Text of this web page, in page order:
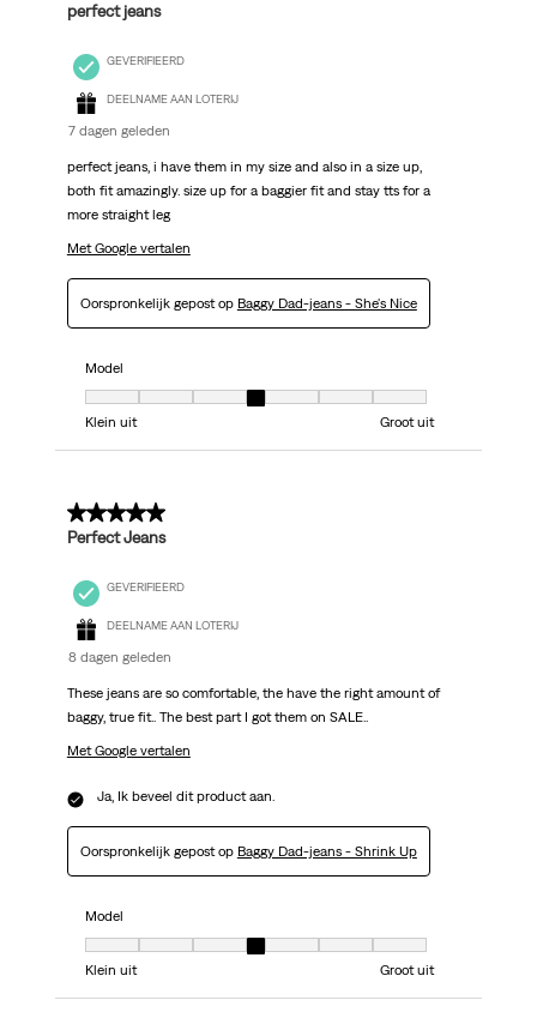
perfect jeans
GEVERIFIEERD
DEELNAME AAN LOTERIJ
7 dagen geleden
perfect jeans, i have them in my size and also in a size up,
both fit amazingly. size up for a baggier fit and stay tts for a
more straight leg
Met Google vertalen
Oorspronkelijk gepost op Baggy Dad-jeans - She's Nice
Model
Model, 4 van 7, waarbij 1 gelijk is aan Klein uit en 7 gelijk is aan Groot uit
Klein uit
Groot uit
5 van 5 sterren.
Perfect Jeans
GEVERIFIEERD
DEELNAME AAN LOTERIJ
8 dagen geleden
These jeans are so comfortable, the have the right amount of
baggy, true fit.. The best part I got them on SALE..
Met Google vertalen
Ja, Ik beveel dit product aan.
Oorspronkelijk gepost op Baggy Dad-jeans - Shrink Up
Model
Model, 4 van 7, waarbij 1 gelijk is aan Klein uit en 7 gelijk is aan Groot uit
Klein uit
Groot uit